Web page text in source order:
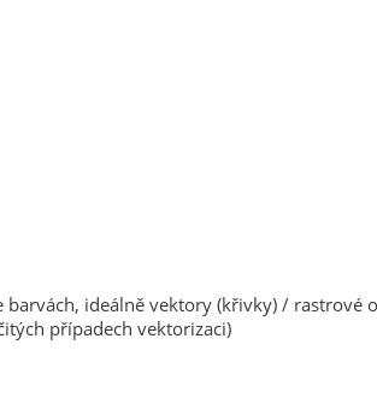
barvách, ideálně vektory (křivky) / rastrové
případech vektorizaci)